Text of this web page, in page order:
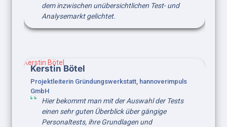
dem inzwischen unübersichtlichen Test- und
Analysemarkt gelichtet.
Kerstin Bötel
Kerstin Bötel
Projektleiterin Gründungswerkstatt, hannoverimpuls
GmbH
Hier bekommt man mit der Auswahl der Tests
einen sehr guten Überblick über gängige
Personaltests, ihre Grundlagen und